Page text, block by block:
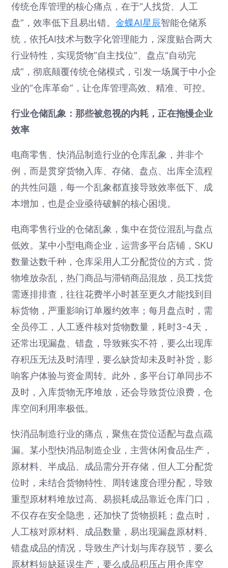
传统仓库管理的核心痛点，在于“人找货、人工
盘”，效率低下且易出错。金蝶AI星辰智能仓储系
统，依托AI技术与数字化管理能力，深度贴合两大
行业特性，实现货物“自主找位”、盘点“自动完
成”，彻底颠覆传统仓储模式，引发一场属于中小企
业的“仓库革命”，让仓库管理高效、精准、可控。
行业仓储乱象：那些被忽视的内耗，正在拖慢企业
效率
电商零售、快消品制造行业的仓库乱象，并非个
例，而是贯穿货物入库、存储、盘点、出库全流程
的共性问题，每一个乱象都直接导致效率低下、成
本增加，也是企业亟待破解的核心困境。
电商零售行业的仓储乱象，集中在货位混乱与盘点
低效。某中小型电商企业，运营多平台店铺，SKU
数量达数千种，仓库采用人工分配货位的方式，货
物堆放杂乱，热门商品与滞销商品混放，员工找货
需逐排排查，往往花费半小时甚至更久才能找到目
标货物，严重影响订单履约效率；每月盘点时，需
全员停工，人工逐件核对货物数量，耗时3-4天，
还常出现漏盘、错盘，导致账实不符，要么出现库
存积压无法及时清理，要么缺货却未及时补货，影
响客户体验与资金周转。此外，多平台订单同步不
及时，入库货物无序堆放，还会导致货位浪费，仓
库空间利用率极低。
快消品制造行业的痛点，聚焦在货位适配与盘点疏
漏。某小型快消品制造企业，主营休闲食品生产，
原材料、半成品、成品需分开存储，但人工分配货
位时，未结合货物特性、周转速度合理分配，导致
重型原材料堆放过高、易损耗成品靠近仓库门口，
不仅存在安全隐患，还加快了货物损耗；盘点时，
人工核对原材料、成品数量，易出现漏盘原材料、
错盘成品的情况，导致生产计划与库存脱节，要么
原材料短缺延误生产，要么成品积压占用仓库空